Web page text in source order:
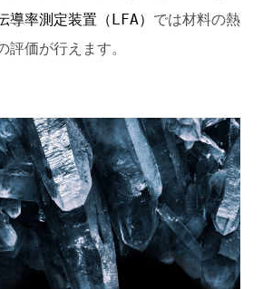
導率測定装置（LFA） では材料の熱
評価が行えます。